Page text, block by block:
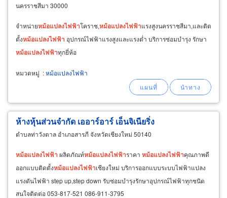
นครราชสีมา 30000
จำหน่ายหม้อแปลงไฟฟ้าโคราช,หม้อแปลงไฟฟ้าแรงสูงนครราชสีมา,และติด
ตั้งหม้อแปลงไฟฟ้า อุปกรณ์ไฟฟ้าแรงสูงและแรงต่ำ บริการซ่อมบำรุง รักษา
หม้อแปลงไฟฟ้าทุกยี่ห้อ
หมวดหมู่ :หม้อแปลงไฟฟ้า
ห้างหุ้นส่วนจำกัด เออาร์อาร์ เอ็นจิเนียริ่ง
ตำบลท่าวังตาล อำเภอสารภี จังหวัดเชียงใหม่ 50140
หม้อแปลงไฟฟ้า ผลิตภัณท์หม้อแปลงไฟฟ้าราคา หม้อแปลงไฟฟ้าคุณภาพดี
ออกแบบติดตั้งหม้อแปลงไฟฟ้าเชียงใหม่ บริการออกแบบระบบไฟฟ้าแปลง
แรงดันไฟฟ้า step up,step down รับซ่อมบำรุงรักษาอุปกรณ์ไฟฟ้าทุกชนิด
สนใจติดต่อ 053-817-521 086-911-3795